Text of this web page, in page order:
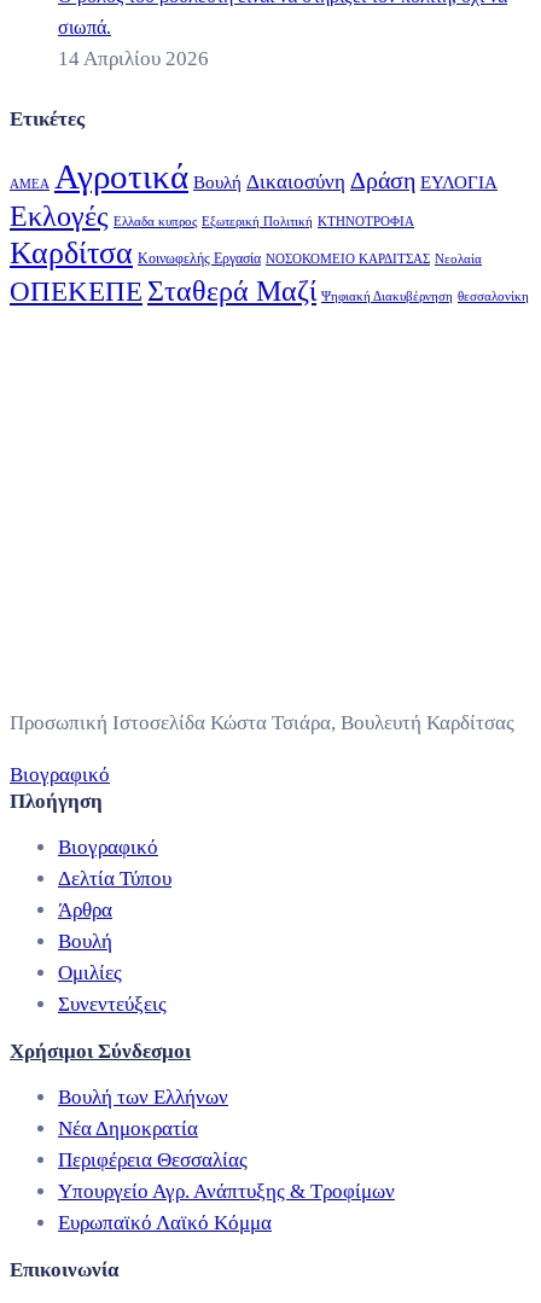
σιωπά.
14 Απριλίου 2026
Ετικέτες
ΑΜΕΑ Αγροτικά Βουλή Δικαιοσύνη Δράση ΕΥΛΟΓΙΑ
Εκλογές Ελλαδα κυπρος Εξωτερική Πολιτική ΚΤΗΝΟΤΡΟΦΙΑ
Καρδίτσα Κοινωφελής Εργασία ΝΟΣΟΚΟΜΕΙΟ ΚΑΡΔΙΤΣΑΣ Νεολαία
ΟΠΕΚΕΠΕ Σταθερά Μαζί Ψηφιακή Διακυβέρνηση θεσσαλονίκη
Προσωπική Ιστοσελίδα Κώστα Τσιάρα, Βουλευτή Καρδίτσας
Βιογραφικό
Πλοήγηση
Βιογραφικό
Δελτία Τύπου
Άρθρα
Βουλή
Ομιλίες
Συνεντεύξεις
Χρήσιμοι Σύνδεσμοι
Βουλή των Ελλήνων
Νέα Δημοκρατία
Περιφέρεια Θεσσαλίας
Υπουργείο Αγρ. Ανάπτυξης & Τροφίμων
Ευρωπαϊκό Λαϊκό Κόμμα
Επικοινωνία